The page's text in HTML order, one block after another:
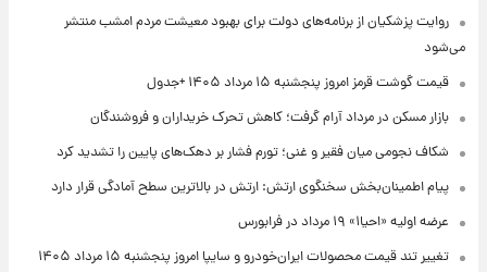
روایت پزشکیان از برنامه‌های دولت برای بهبود معیشت مردم امشب منتشر
می‌شود
قیمت گوشت قرمز امروز پنجشنبه ۱۵ مرداد ۱۴۰۵ +جدول
بازار مسکن در مرداد آرام گرفت؛ کاهش تحرک خریداران و فروشندگان
شکاف نجومی میان فقیر و غنی؛ تورم فشار بر دهک‌های پایین را تشدید کرد
پیام اطمینان‌بخش سخنگوی ارتش: ارتش در بالاترین سطح آمادگی قرار دارد
عرضه اولیه «احیا۱» ۱۹ مرداد در فرابورس
تغییر تند قیمت محصولات ایران‌خودرو و سایپا امروز پنجشنبه ۱۵ مرداد ۱۴۰۵